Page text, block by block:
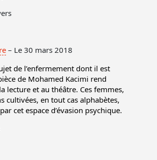
– Le 30 mars 2018
de l’enfermement dont il est
de Mohamed Kacimi rend
lecture et au théâtre. Ces femmes,
cultivées, en tout cas alphabètes,
cet espace d’évasion psychique.